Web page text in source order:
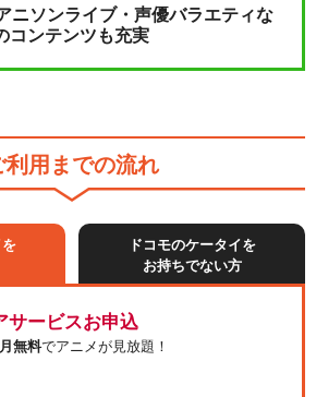
ニソンライブ・声優バラエティな
コンテンツも充実
利用までの流れ
ドコモのケータイを
お持ちでない方
サービスお申込
無料でアニメが見放題！